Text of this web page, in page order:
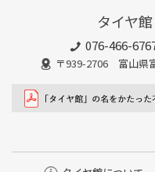
タイヤ
076-466-
〒939-2706 富山県